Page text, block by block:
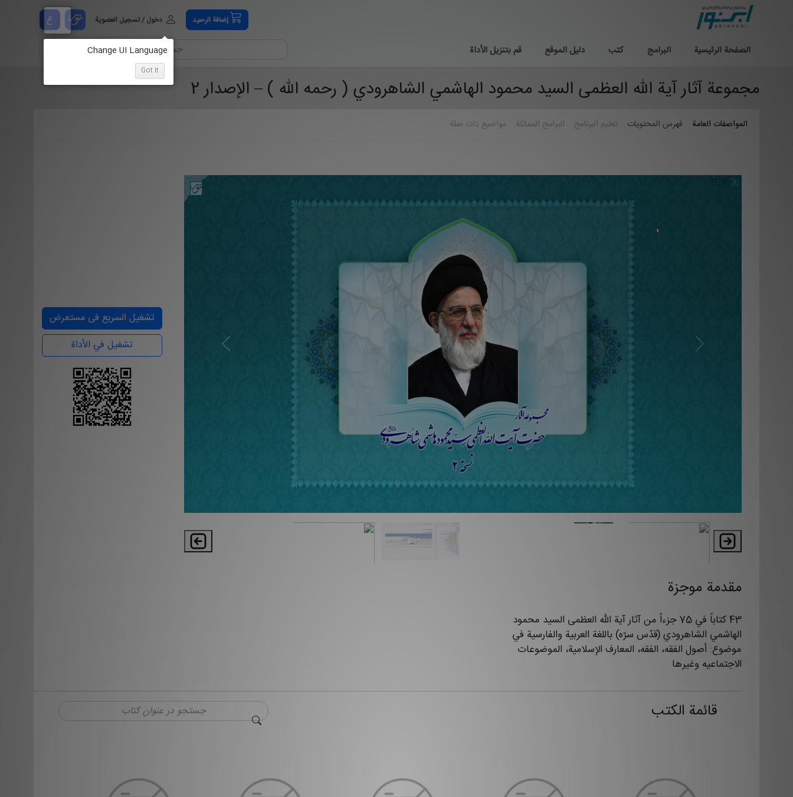
إضافة الرصيد دخول / تسجيل العضوية ع
الصفحة الرئيسية البرامج كتب دليل الموقع قم بتنزيل الأداة
مجموعة آثار آية الله العظمی السيد محمود الهاشمي الشاهرودي ( رحمه الله ) – الإصدار 2
المواصفات العامة فهرس المحتويات تعلیم البرنامج البرامج المماثلة مواضيع ذات صلة
تشغيل السریع فی مستعرض
تشغيل في الأداة
مقدمة موجزة
43 كتاباً في 75 جزءاً من آثار آية الله العظمی السيد محمود
الهاشمي الشاهرودي (قدّس سرّه) باللغة العربية والفارسية في
موضوع: أصول الفقه، الفقه، المعارف الإسلامية، الموضوعات
الاجتماعيه وغيرها
قائمة الكتب
Got it